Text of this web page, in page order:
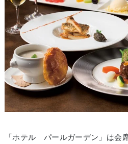
「ホテル パールガーデン」は会